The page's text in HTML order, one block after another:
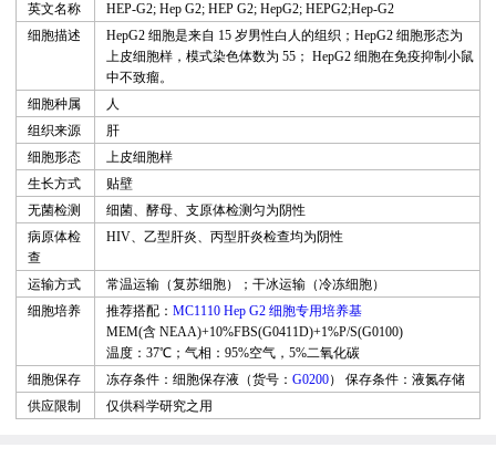
英文名称 HEP-G2; Hep G2; HEP G2; HepG2; HEPG2;Hep-G2
细胞描述
HepG2 细胞是来自 15 岁男性白人的组织； HepG2 细胞形态为
上皮细胞样，模式染色体数为 55； HepG2 细胞在免疫抑制小鼠
中不致瘤。
细胞种属
人
组织来源
肝
细胞形态
上皮细胞样
生长方式
贴壁
无菌检测
细菌、酵母、支原体检测匀为阴性
病原体检
查
HIV、乙型肝炎、丙型肝炎检查均为阴性
运输方式 常温运输（复苏细胞）
；干冰运输（冷冻细胞）
细胞培养
推荐搭配： MC1110 Hep G2 细胞专用培养基
MEM(含 NEAA)+10%FBS(G0411D)+1%P/S(G0100)
温度：37℃；气相：95%空气，5%二氧化碳
细胞保存
冻存条件：细胞保存液（货号： G0200）
保存条件：液氮存储
供应限制
仅供科学研究之用